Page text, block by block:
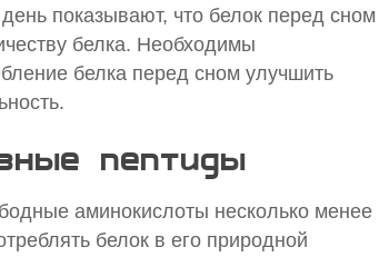
показывают, что белок перед сном
белка. Необходимы
белка перед сном улучшить
пептиды
аминокислоты несколько менее
белок в его природной